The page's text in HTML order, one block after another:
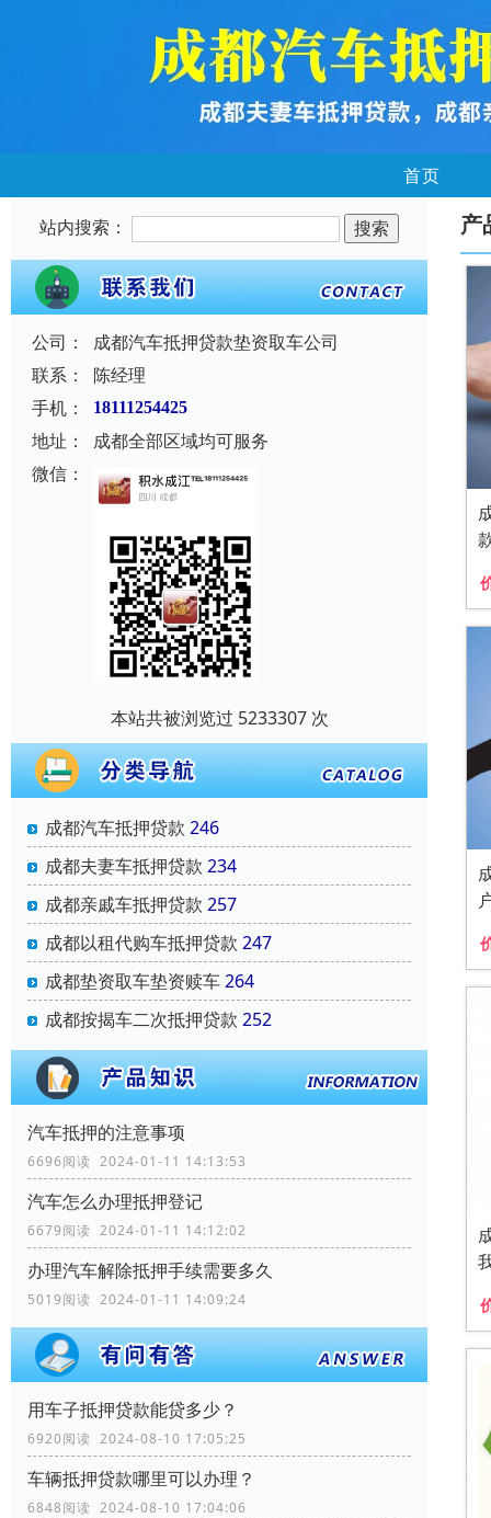
首页
站内搜索：
公司：
成都汽车抵押贷款垫资取车公司
联系：
陈经理
手机：
18111254425
地址：
成都全部区域均可服务
微信：
本站共被浏览过 5233307 次
成都汽车抵押贷款 246
成都夫妻车抵押贷款 234
成都亲戚车抵押贷款 257
成都以租代购车抵押贷款 247
成都垫资取车垫资赎车264
成都按揭车二次抵押贷款 252
汽车抵押的注意事项
6696阅读 2024-01-11 14:13:53
汽车怎么办理抵押登记
6679阅读 2024-01-11 14:12:02
办理汽车解除抵押手续需要多久
5019阅读 2024-01-11 14:09:24
用车子抵押贷款能贷多少？
6920阅读 2024-08-10 17:05:25
车辆抵押贷款哪里可以办理？
6848阅读 2024-08-10 17:04:06
产